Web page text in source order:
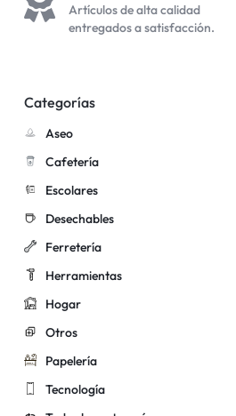
Artículos de alta calidad
entregados a satisfacción.
Categorías
Aseo
Cafetería
Escolares
Desechables
Ferretería
Herramientas
Hogar
Otros
Papelería
Tecnología